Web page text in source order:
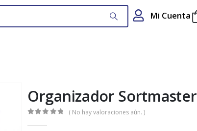
Mi Cuenta
Organizador Sortmaster
( No hay valoraciones aún. )